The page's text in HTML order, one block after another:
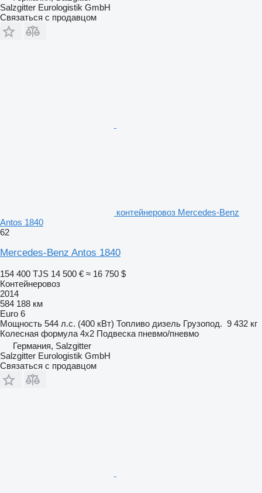
Salzgitter Eurologistik GmbH
Связаться с продавцом
контейнеровоз Mercedes-Benz
Antos 1840
62
Mercedes-Benz Antos 1840
154 400 TJS 14 500 € ≈ 16 750 $
Контейнеровоз
2014
584 188 км
Euro 6
Мощность 544 л.с. (400 кВт) Топливо дизель Грузопод. 9 432 кг
Колесная формула 4x2 Подвеска пневмо/пневмо
Германия, Salzgitter
Salzgitter Eurologistik GmbH
Связаться с продавцом